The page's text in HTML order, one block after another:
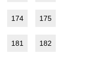
174 175
181 182